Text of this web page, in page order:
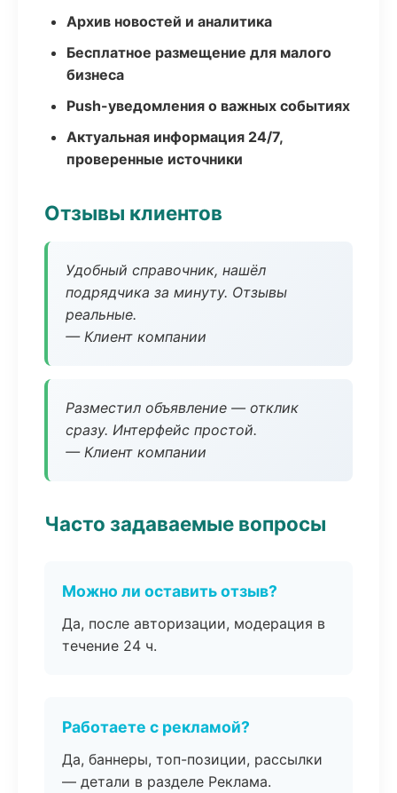
Архив новостей и аналитика
Бесплатное размещение для малого
бизнеса
Push-уведомления о важных событиях
Актуальная информация 24/7,
проверенные источники
Отзывы клиентов
Удобный справочник, нашёл
подрядчика за минуту. Отзывы
реальные.
— Клиент компании
Разместил объявление — отклик
сразу. Интерфейс простой.
— Клиент компании
Часто задаваемые вопросы
Можно ли оставить отзыв?
Да, после авторизации, модерация в
течение 24 ч.
Работаете с рекламой?
Да, баннеры, топ-позиции, рассылки
— детали в разделе Реклама.